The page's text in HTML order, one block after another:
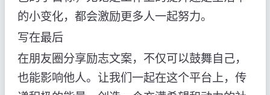
的小变化，都会激励更多人一起努力。
写在最后
在朋友圈分享励志文案，不仅可以鼓舞自己，
也能影响他人。让我们一起在这个平台上，传